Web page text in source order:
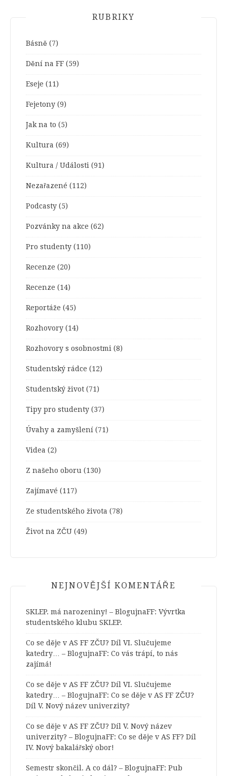
RUBRIKY
Básně (7)
Dění na FF (59)
Eseje (11)
Fejetony (9)
Jak na to (5)
Kultura (69)
Kultura / Události (91)
Nezařazené (112)
Podcasty (5)
Pozvánky na akce (62)
Pro studenty (110)
Recenze (20)
Recenze (14)
Reportáže (45)
Rozhovory (14)
Rozhovory s osobnostmi (8)
Studentský rádce (12)
Studentský život (71)
Tipy pro studenty (37)
Úvahy a zamyšlení (71)
Videa (2)
Z našeho oboru (130)
Zajímavé (117)
Ze studentského života (78)
Život na ZČU (49)
NEJNOVĚJŠÍ KOMENTÁŘE
SKLEP. má narozeniny! – BlogujnaFF: Vývrtka
studentského klubu SKLEP.
Co se děje v AS FF ZČU? Díl VI. Slučujeme
katedry… – BlogujnaFF: Co vás trápí, to nás
zajímá!
Co se děje v AS FF ZČU? Díl VI. Slučujeme
katedry… – BlogujnaFF: Co se děje v AS FF ZČU?
Díl V. Nový název univerzity?
Co se děje v AS FF ZČU? Díl V. Nový název
univerzity? – BlogujnaFF: Co se děje v AS FF? Díl
IV. Nový bakalářský obor!
Semestr skončil. A co dál? – BlogujnaFF: Pub